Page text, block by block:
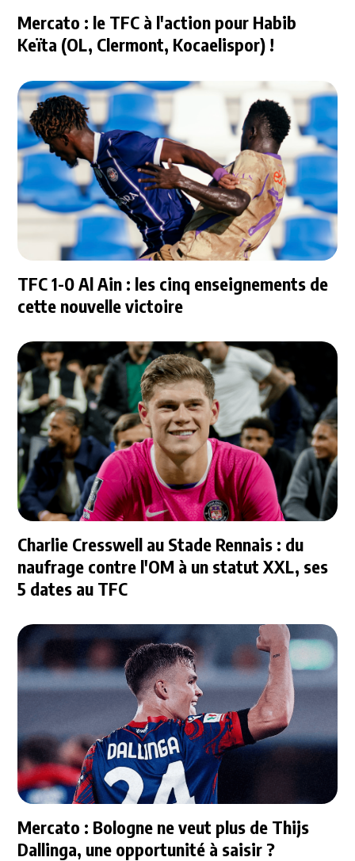
Mercato : le TFC à l'action pour Habib
Keïta (OL, Clermont, Kocaelispor) !
TFC 1-0 Al Ain : les cinq enseignements de
cette nouvelle victoire
Charlie Cresswell au Stade Rennais : du
naufrage contre l'OM à un statut XXL, ses
5 dates au TFC
Mercato : Bologne ne veut plus de Thijs
Dallinga, une opportunité à saisir ?